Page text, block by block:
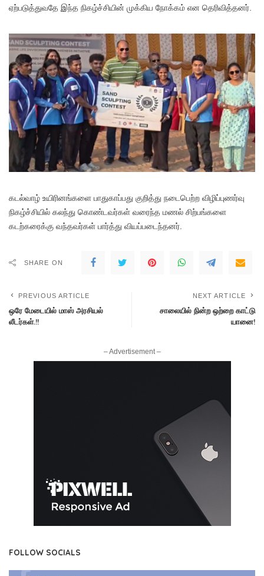
ஏற்படுத்துவதே இந்த நிகழ்ச்சியின் முக்கிய நோக்கம் என தெரிவித்தனர்.
கடல்வாழ் உயிரினங்களை பாதுகாப்பது குறித்து நடைபெற்ற விழிப்புணர்வு
நிகழ்ச்சியில் கலந்து கொண்டவர்கள் வரைந்த மணல் சிற்பங்களை
கடற்கரைக்கு வந்தவர்கள் பார்த்து வியப்படைந்தனர்.
SHARE ON
PREVIOUS ARTICLE
ஒரே மேடையில் மாஸ் அரசியல்
லீடர்கள்.!!
NEXT ARTICLE
சாலையில் நின்ற ஒற்றை காட்டு
யானை!
– Advertisement –
FOLLOW SOCIALS